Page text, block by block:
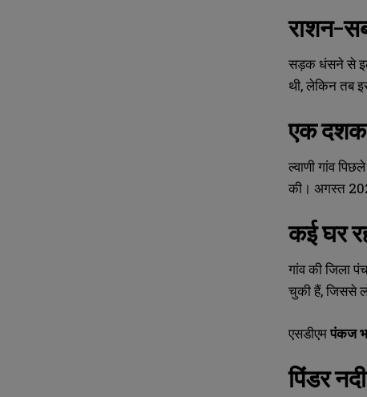
N
e
E
a
i
l
N
b
e
s
N
e
E
a
i
l
N
b
e
s
राशन-
सड़क धंसने से
थी, लेकिन तब
एक दशक
ल्वाणी गांव पिछले
की। अगस्त
कई घर
गांव की जिला
चुकी हैं, जिससे
एसडीएमपंकज
पिंडर